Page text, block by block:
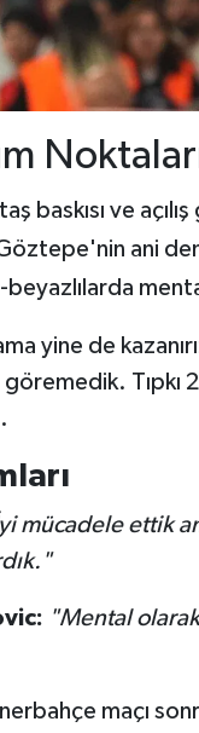
baskısı ve
ani
beyazlılarda
yine de
Tıpkı
mücadele ettik
"Mental olarak
maçı